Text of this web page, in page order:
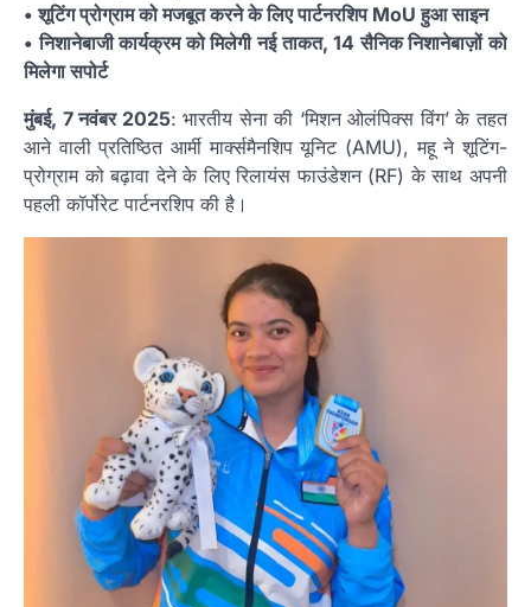
• शूटिंग प्रोग्राम को मजबूत करने के लिए पार्टनरशिप MoU हुआ साइन
• निशानेबाजी कार्यक्रम को मिलेगी नई ताकत, 14 सैनिक निशानेबाज़ों को
मिलेगा सपोर्ट
मुंबई, 7 नवंबर 2025: भारतीय सेना की ‘मिशन ओलंपिक्स विंग’ के तहत
आने वाली प्रतिष्ठित आर्मी मार्क्समैनशिप यूनिट (AMU), महू ने शूटिंग-
प्रोग्राम को बढ़ावा देने के लिए रिलायंस फाउंडेशन (RF) के साथ अपनी
पहली कॉर्पोरेट पार्टनरशिप की है।